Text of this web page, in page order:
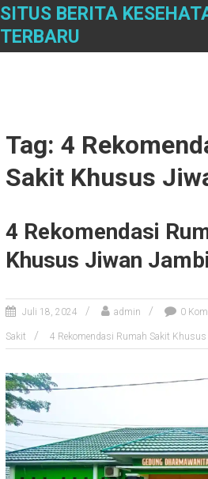
Skip
content
SITUS BERITA
TERBARU
Tag: 4
Sakit Khusus
4 Rekomendasi
Khusus Jiwan Jambi
Juli 18, 2024 admin 0
Sakit 4 Rekomendasi Rumah Sakit